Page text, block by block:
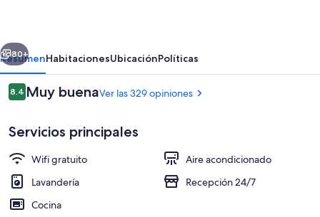
Siguiente
80+
ResumenHabitacionesUbicaciónPolíticas
Opiniones
8.48.4 de 10,
Muy buenaVer las 329 opiniones
Servicios principales
Wifi gratuito
Aire acondicionado
Lavandería
Recepción 24/7
Cocina